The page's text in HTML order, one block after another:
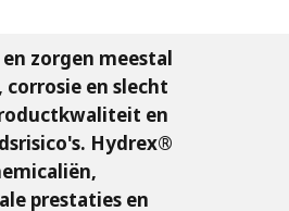
zorgen meestal
en slecht
en
Hydrex®
prestaties en